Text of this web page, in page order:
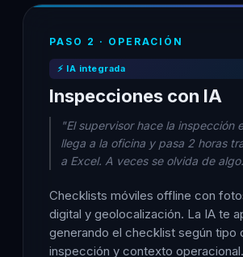
PASO 2 · OPERACIÓN
⚡ IA integrada
Inspecciones con IA
"El supervisor hace la inspección
llega a la oficina y pasa 2 horas
a Excel. A veces se olvida de
Checklists móviles offline con
digital y geolocalización. La IA te
generando el checklist según tipo
inspección y contexto